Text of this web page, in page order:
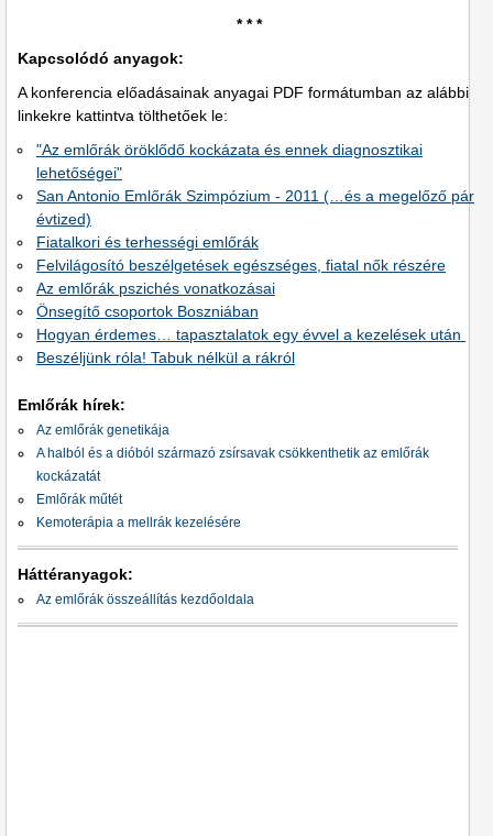
* * *
Kapcsolódó anyagok:
A konferencia előadásainak anyagai PDF formátumban az alábbi
linkekre kattintva tölthetőek le:
"Az emlőrák öröklődő kockázata és ennek diagnosztikai
lehetőségei"
San Antonio Emlőrák Szimpózium - 2011 (…és a megelőző pár
évtized)
Fiatalkori és terhességi emlőrák
Felvilágosító beszélgetések egészséges, fiatal nők részére
Az emlőrák pszichés vonatkozásai
Önsegítő csoportok Boszniában
Hogyan érdemes… tapasztalatok egy évvel a kezelések után
Beszéljünk róla! Tabuk nélkül a rákról
Emlőrák hírek:
Az emlőrák genetikája
A halból és a dióból származó zsírsavak csökkenthetik az emlőrák
kockázatát
Emlőrák műtét
Kemoterápia a mellrák kezelésére
Háttéranyagok:
Az emlőrák összeállítás kezdőoldala